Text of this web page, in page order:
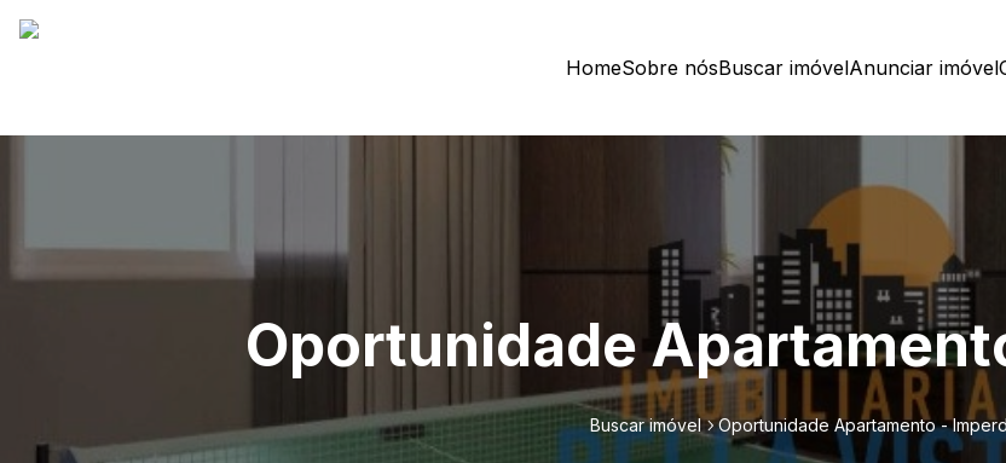
HomeSobre nósBuscar imóvelAnunciar imóvel
Oportunidade
Buscar imóvel Oportunidade Apartamento -